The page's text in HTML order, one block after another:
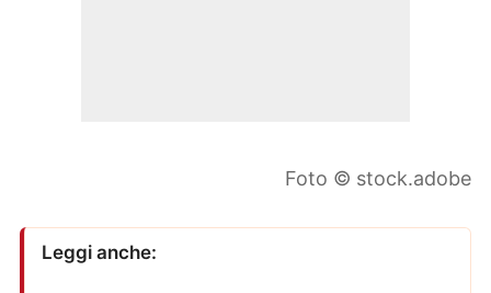
Foto © stock.adobe
Leggi anche: